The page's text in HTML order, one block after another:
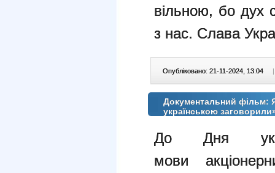
вільною, бо дух
з нас. Слава
Опубліковано: 21-11-2024, 13:04 |
Документальний фільм:
українською
До Дня
мови